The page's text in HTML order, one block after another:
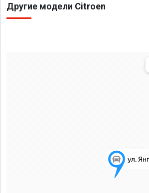
Другие модели Citroen